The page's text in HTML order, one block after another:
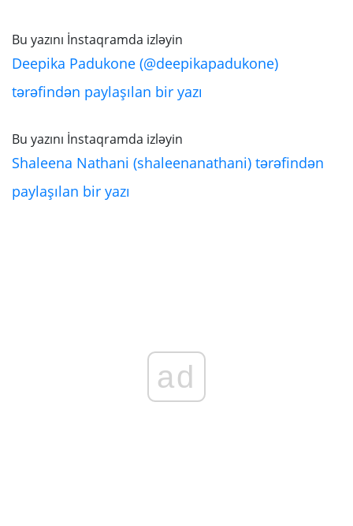
Bu yazını İnstaqramda izləyin
Deepika Padukone (@deepikapadukone)
tərəfindən paylaşılan bir yazı
Bu yazını İnstaqramda izləyin
Shaleena Nathani (shaleenanathani) tərəfindən
paylaşılan bir yazı
ad